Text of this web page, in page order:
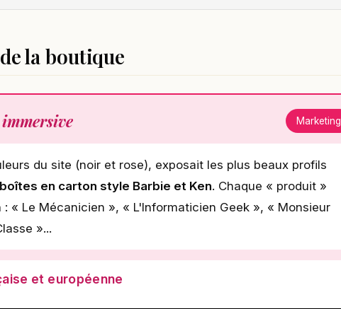
la boutique
Marketing
du site (noir et rose), exposait les plus beaux profils
boîtes en carton style Barbie et Ken. Chaque « produit »
« Le Mécanicien », « L'Informaticien Geek », « Monsieur
»...
et européenne